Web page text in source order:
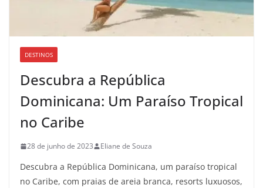
DESTINOS
Descubra a República
Dominicana: Um Paraíso Tropical
no Caribe
28 de junho de 2023 Eliane de Souza
Descubra a República Dominicana, um paraíso tropical
no Caribe, com praias de areia branca, resorts luxuosos,